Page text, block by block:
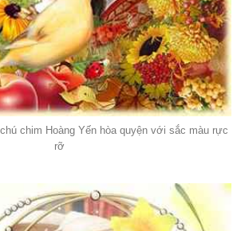
chim Hoàng Yến hòa quyện với sắc màu rực
rỡ